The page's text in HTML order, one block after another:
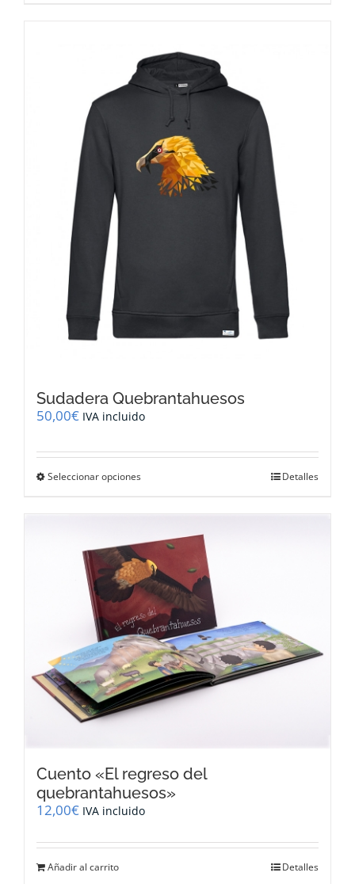
variantes.
Las
opciones
se
elegir
en
la
página
Sudadera Quebrantahuesos
50,00€ IVA incluido
Seleccionar opciones
variantes.
Las
opciones
se
pueden
elegir
en
la
página
de
producto
Detalles
Cuento «El regreso del
quebrantahuesos»
12,00€ IVA incluido
Añadir al carrito Detalles